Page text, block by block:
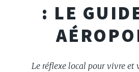
: LE
Le réflexe local pour vivre et